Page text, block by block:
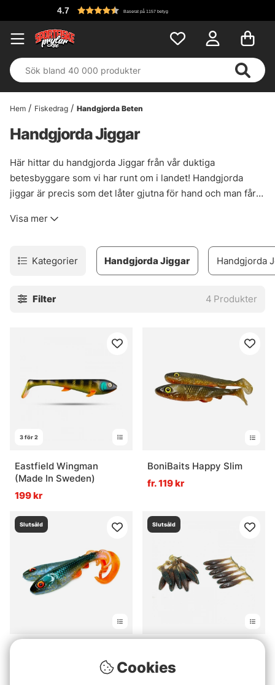
4.7 Baserat på 1157 betyg
Hem Fiskedrag Handgjorda Beten
Handgjorda Jiggar
Här hittar du handgjorda Jiggar från vår duktiga
betesbyggare som vi har runt om i landet! Handgjorda
jiggar är precis som det låter gjutna för hand och man får
jiggar!
Visa mer
Kategorier Handgjorda
Handgjorda Jiggar
Filter 4 Produkter
3 för 2
Eastfield Wingman
(Made In Sweden)
199 kr
BoniBaits Happy Slim
fr. 119 kr
Slutsåld Slutsåld
8,5cm (Bulk)
Cookies